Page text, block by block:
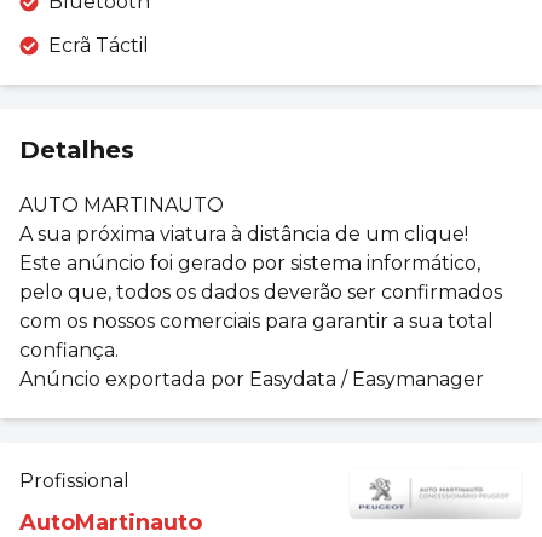
Ecrã Táctil
Detalhes
AUTO MARTINAUTO
A sua próxima viatura à distância de um clique!
Este anúncio foi gerado por sistema informático,
pelo que, todos os dados deverão ser confirmados
com os nossos comerciais para garantir a sua total
confiança.
Anúncio exportada por Easydata / Easymanager
Profissional
AutoMartinauto